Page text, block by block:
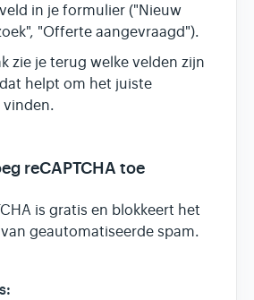
in je formulier ("Nieuw
"Offerte aangevraagd").
zie je terug welke velden zijn
helpt om het juiste
reCAPTCHA toe
is gratis en blokkeert het
geautomatiseerde spam.